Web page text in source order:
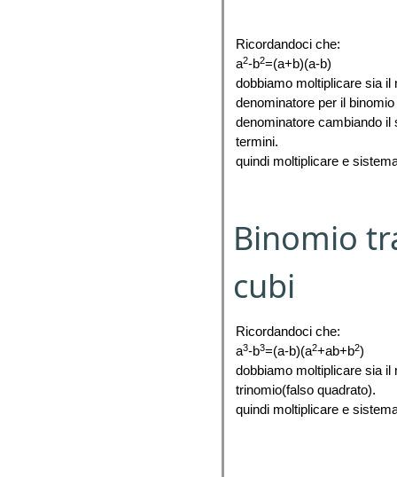
Ricordandoci che:
a2-b2=(a+b)(a-b)
dobbiamo moltiplicare sia il
denominatore per il
denominatore cambiando il
termini.
quindi moltiplicare e
Binomio
cubi
Ricordandoci che:
a3-b3=(a-b)(a2+ab+b2)
dobbiamo moltiplicare sia il
trinomio(falso quadrato).
quindi moltiplicare e